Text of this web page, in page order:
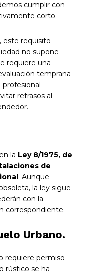
cumplir con
corto.
este requisito
no supone
requiere una
temprana
retrasos al
la Ley 8/1975, de
de
. Aunque
la ley sigue
con la
correspondiente.
Urbano.
requiere permiso
rústico se ha